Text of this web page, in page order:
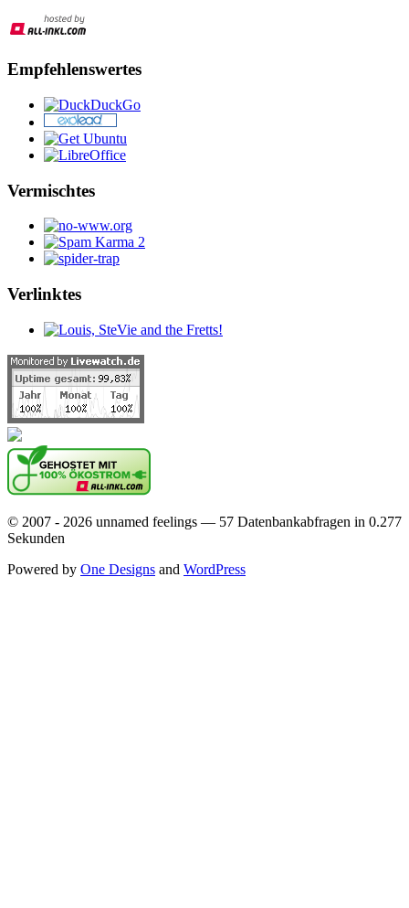
Empfehlenswertes
Vermischtes
Verlinktes
© 2007 - 2026 unnamed feelings — 57 Datenbankabfragen in 0.277
Sekunden
Powered by One Designs and WordPress